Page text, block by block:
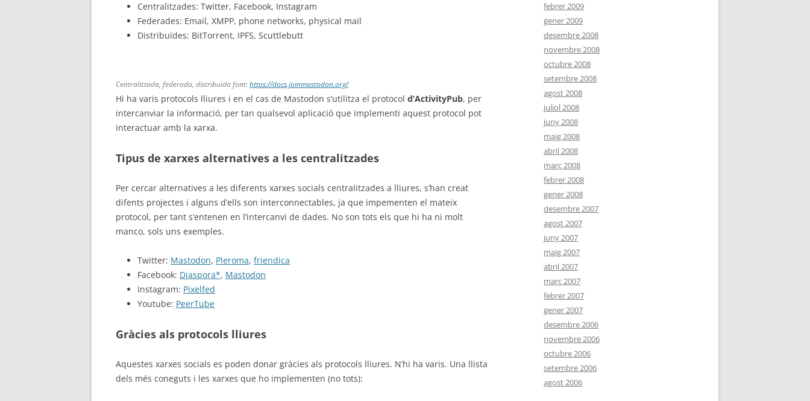
Centralitzades: Twitter, Facebook, Instagram
Federades: Email, XMPP, phone networks, physical mail
Distribuïdes: BitTorrent, IPFS, Scuttlebutt
Centralitzada, federada, distribuïda font:https://docs.joinmastodon.org/
Hi ha varis protocols lliures i en el cas de Mastodon s’utilitza el protocol d’ActivityPub, per
intercanviar la informació, per tan qualsevol aplicació que implementi aquest protocol pot
interactuar amb la xarxa.
Tipus de xarxes alternatives a les centralitzades
Per cercar alternatives a les diferents xarxes socials centralitzades a lliures, s’han creat
difents projectes i alguns d’ells son interconnectables, ja que impementen el mateix
protocol, per tant s’entenen en l’intercanvi de dades. No son tots els que hi ha ni molt
manco, sols uns exemples.
Twitter: Mastodon, Pleroma, friendica
Facebook: Diaspora*, Mastodon
Instagram: Pixelfed
Youtube: PeerTube
Gràcies als protocols lliures
Aquestes xarxes socials es poden donar gràcies als protocols lliures. N’hi ha varis. Una llista
dels més coneguts i les xarxes que ho implementen (no tots):
febrer 2009
gener 2009
desembre 2008
novembre 2008
octubre 2008
setembre 2008
agost 2008
juliol 2008
juny 2008
maig 2008
abril 2008
març 2008
febrer 2008
gener 2008
desembre 2007
agost 2007
juny 2007
maig 2007
abril 2007
març 2007
febrer 2007
gener 2007
desembre 2006
novembre 2006
octubre 2006
setembre 2006
agost 2006